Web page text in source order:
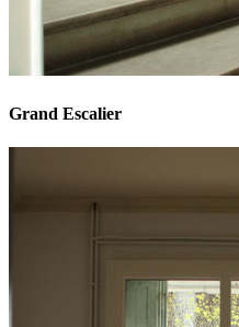
Grand Escalier